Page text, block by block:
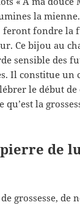
la mienne.
feront fondre la
Ce bijou au
sensible des
Il constitue un
le début de
la
pierre de
grossesse, de